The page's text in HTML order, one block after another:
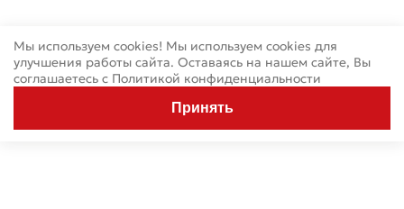
Мы используем cookies! Мы используем cookies для
улучшения работы сайта. Оставаясь на нашем сайте, Вы
соглашаетесь с Политикой конфиденциальности
Принять